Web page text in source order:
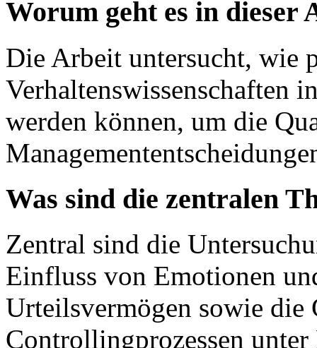
Worum geht es in dieser
Die Arbeit untersucht, wie
Verhaltenswissenschaften
werden können, um die
Was sind die zentralen
Zentral sind die
Einfluss von Emotionen
Urteilsvermögen sowie die
Controllingprozessen